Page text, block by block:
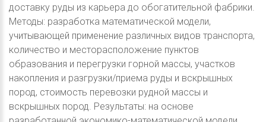
доставку руды из карьера до обогатительной фабрики.
Методы: разработка математической модели,
учитывающей применение различных видов транспорта,
количество и месторасположение пунктов
образования и перегрузки горной массы, участков
накопления и разгрузки/приема руды и вскрышных
пород, стоимость перевозки рудной массы и
вскрышных пород. Результаты: на основе